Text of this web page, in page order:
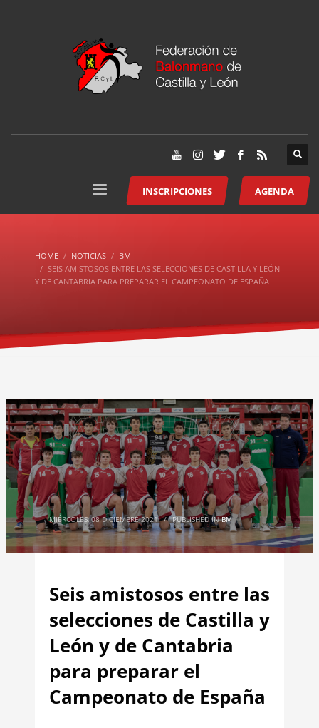
INSCRIPCIONES AGENDA
HOME NOTICIAS
BM
SEIS AMISTOSOS ENTRE LAS SELECCIONES DE CASTILLA Y LEÓN
Y DE CANTABRIA PARA PREPARAR EL CAMPEONATO DE ESPAÑA
MIÉRCOLES, 08 DICIEMBRE 2021 / PUBLISHED INBM
Seis amistosos entre las
selecciones de Castilla y
León y de Cantabria
para preparar el
Campeonato de España